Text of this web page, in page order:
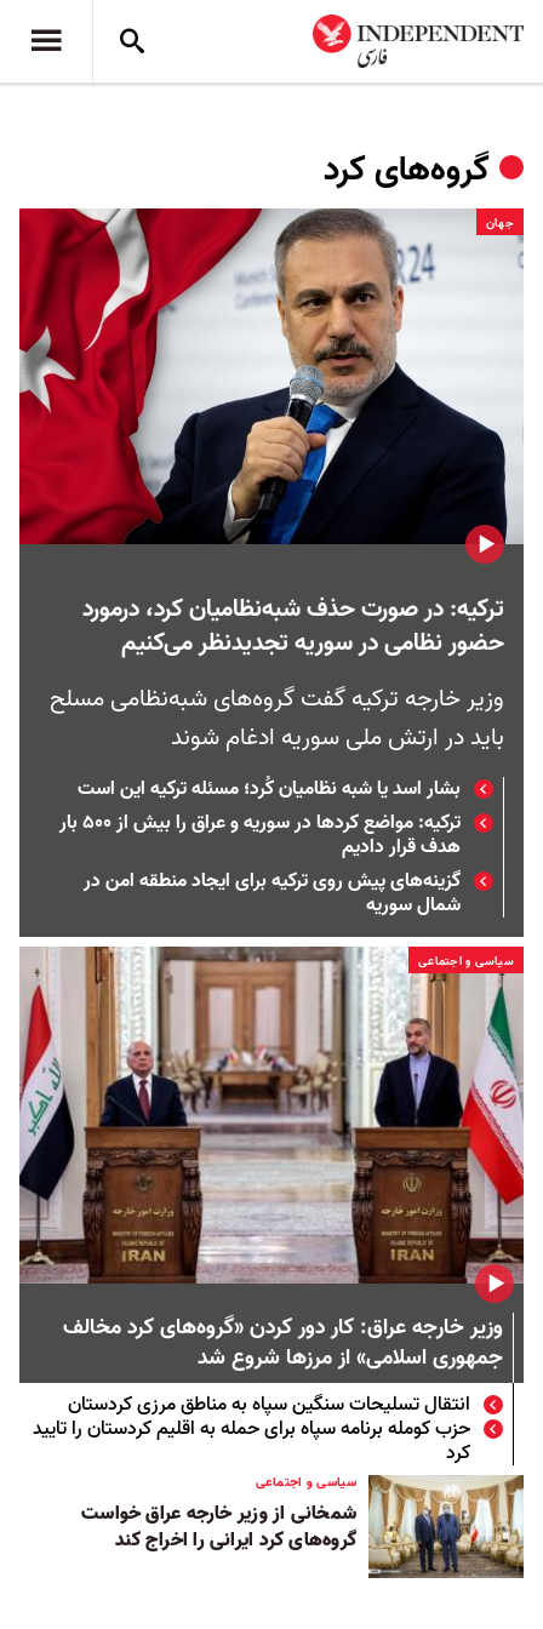
گروه‌های کرد
جهان
ترکیه: در صورت حذف شبه‌نظامیان کرد، درمورد
حضور نظامی در سوریه تجدیدنظر می‌کنیم
وزیر خارجه ترکیه گفت گروه‌های شبه‌نظامی مسلح
باید در ارتش ملی سوریه ادغام شوند
بشار اسد یا شبه نظامیان کُرد؛ مسئله‌ ترکیه این است
ترکیه: مواضع کردها در سوریه و عراق را بیش از ۵۰۰ بار
هدف قرار دادیم
گزینه‌های پیش ‌روی ترکیه برای ایجاد منطقه امن در
شمال سوریه
سیاسی و اجتماعی
وزیر خارجه عراق: کار دور کردن «گروه‌های کرد مخالف
جمهوری اسلامی» از مرزها شروع شد
انتقال تسلیحات سنگین سپاه به مناطق مرزی کردستان
حزب کومله برنامه سپاه برای حمله به اقلیم کردستان را تایید
کرد
سیاسی و اجتماعی
شمخانی از وزیر خارجه عراق خواست
گروه‌های کرد ایرانی را اخراج کند